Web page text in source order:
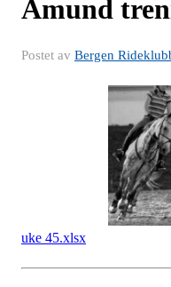
Amund
Postet av Bergen
uke 45.xlsx